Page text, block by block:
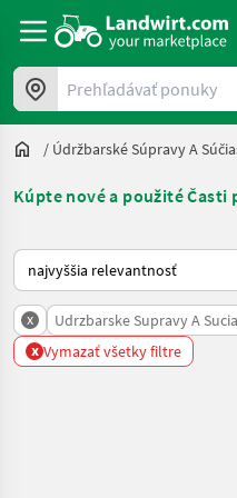
Prehľadávať ponuky
/ Údržbarské Súpravy A
Kúpte nové a použité Časti
Takto sa vykonáva triedenie
x Udrzbarske Supravy A
x Vymazať všetky filtre